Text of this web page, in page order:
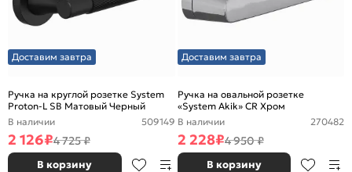
Доставим завтра
Ручка на круглой розетке System
Proton-L SB Матовый Черный
В наличии
509149
2 126₽4 725 ₽
В корзину
Доставим завтра
Ручка на овальной розетке
«System Akik» CR Хром
В наличии
270482
2 228₽4 950 ₽
В корзину